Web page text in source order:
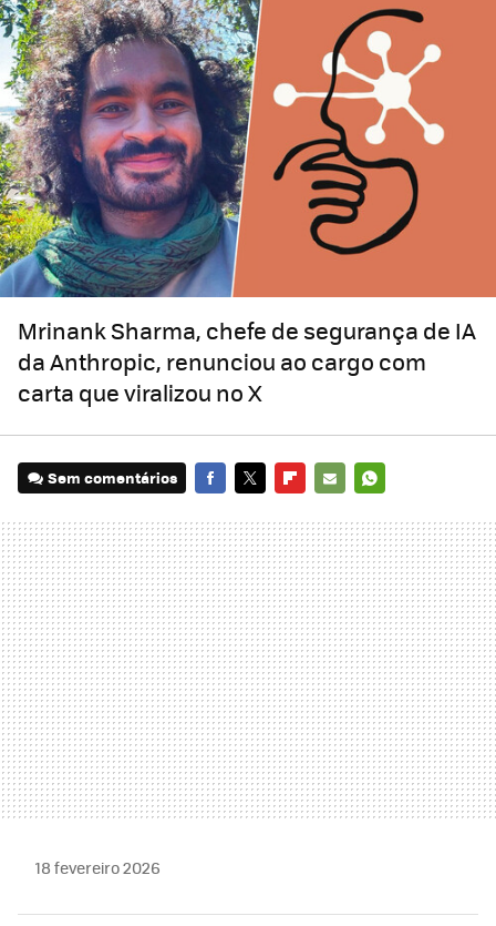
Mrinank Sharma, chefe de segurança de IA
da Anthropic, renunciou ao cargo com
carta que viralizou no X
Sem comentários
MAIL
18 fevereiro 2026